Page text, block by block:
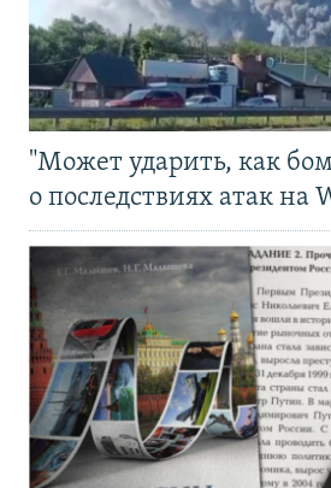
"Может ударить, как
о последствиях атак на